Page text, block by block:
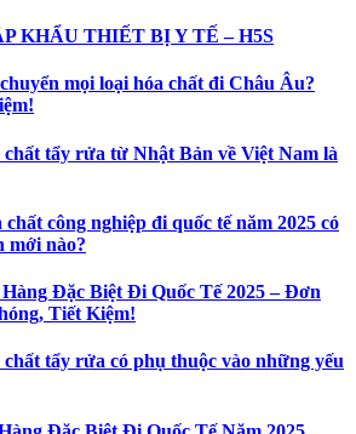
KHẨU THIẾT BỊ Y TẾ – H5S
mọi loại hóa chất đi Châu Âu?
tẩy rửa từ Nhật Bản về Việt Nam là
công nghiệp đi quốc tế năm 2025 có
mới nào?
Đặc Biệt Đi Quốc Tế 2025 – Đơn
Tiết Kiệm!
tẩy rửa có phụ thuộc vào những yếu